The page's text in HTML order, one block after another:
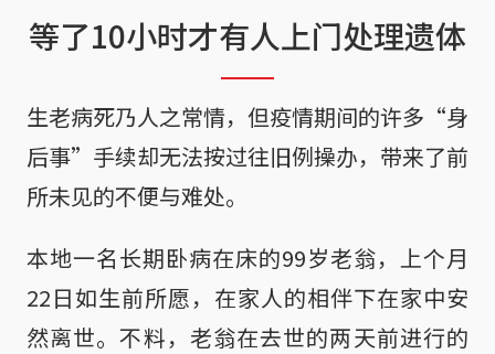
等了10小时才有人上门处理遗体
生老病死乃人之常情，但疫情期间的许多“身
后事”手续却无法按过往旧例操办，带来了前
所未见的不便与难处。
本地一名长期卧病在床的99岁老翁，上个月
22日如生前所愿，在家人的相伴下在家中安
然离世。不料，老翁在去世的两天前进行的